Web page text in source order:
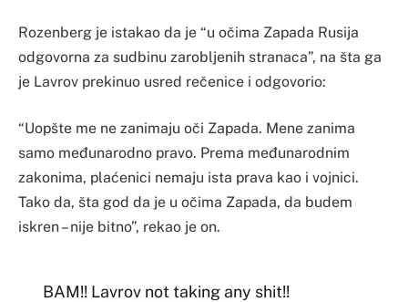
Rozenberg je istakao da je “u očima Zapada Rusija
odgovorna za sudbinu zarobljenih stranaca”, na šta ga
je Lavrov prekinuo usred rečenice i odgovorio:
“Uopšte me ne zanimaju oči Zapada. Mene zanima
samo međunarodno pravo. Prema međunarodnim
zakonima, plaćenici nemaju ista prava kao i vojnici.
Tako da, šta god da je u očima Zapada, da budem
iskren – nije bitno”, rekao je on.
BAM!! Lavrov not taking any shit!!